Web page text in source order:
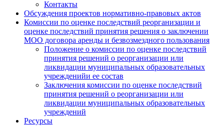
Контакты
Обсуждения проектов нормативно-правовых актов
Комиссии по оценке последствий реорганизации и
оценке последствий принятия решения о заключении
МОО договора аренды и безвозмездного пользования
Положение о комиссии по оценке последствий
принятия решений о реорганизации или
ликвидации муниципальных образовательных
учрежденийи ее состав
Заключения комиссии по оценке последствий
принятия решений о реорганизации или
ликвидации муниципальных образовательных
учреждений
Ресурсы